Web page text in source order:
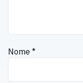
Nome *